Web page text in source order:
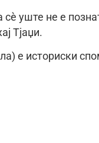
уште не е
Тјаџи.
е историски